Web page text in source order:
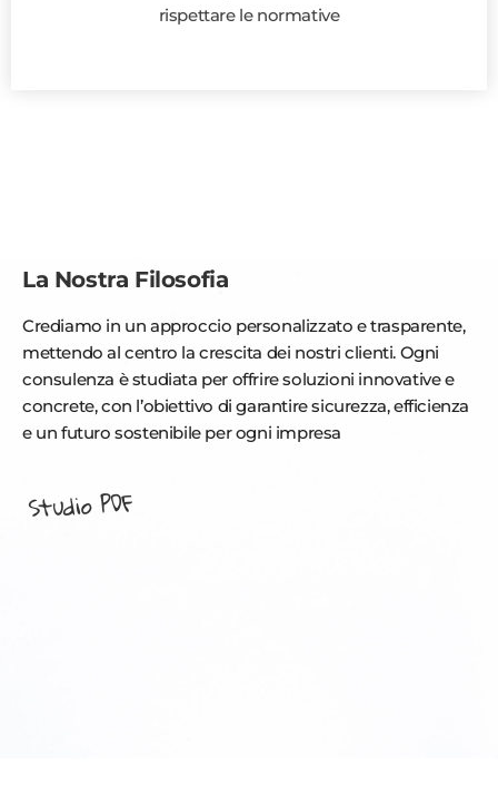
rispettare le normative
La Nostra Filosofia
Crediamo in un approccio personalizzato e trasparente,
mettendo al centro la crescita dei nostri clienti. Ogni
consulenza è studiata per offrire soluzioni innovative e
concrete, con l’obiettivo di garantire sicurezza, efficienza
e un futuro sostenibile per ogni impresa
Studio PDF